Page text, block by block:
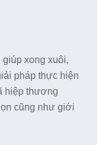
xong xuôi,
pháp thực hiện
hiệp thương
cũng như giới